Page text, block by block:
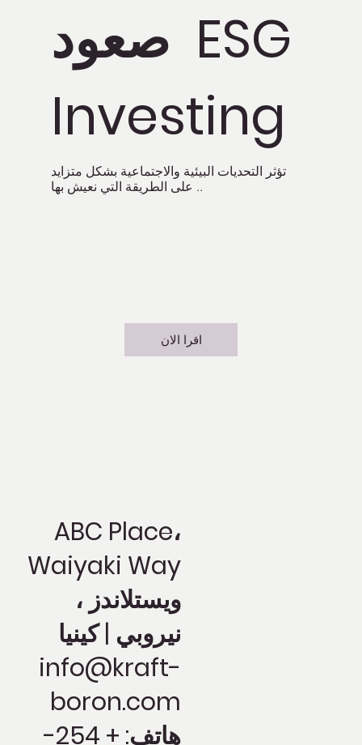
صعود ESG
Investing
تؤثر التحديات البيئية والاجتماعية بشكل متزايد
على الطريقة التي نعيش بها ..
اقرا الان
ABC Place،
Waiyaki Way
ويستلاندز ،
نيروبي | كينيا
info@kraft-
boron.com
هاتف: + 254-